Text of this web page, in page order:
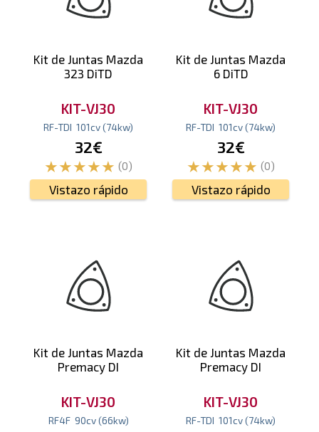
Kit de Juntas Mazda
323 DiTD
KIT-VJ30
RF-TDI 101cv(74kw)
32€
(0)
Vistazo rápido
Kit de Juntas Mazda
6 DiTD
KIT-VJ30
RF-TDI 101cv(74kw)
32€
(0)
Vistazo rápido
Kit de Juntas Mazda
Premacy DI
KIT-VJ30
RF4F 90cv (66kw)
Kit de Juntas Mazda
Premacy DI
KIT-VJ30
RF-TDI 101cv(74kw)